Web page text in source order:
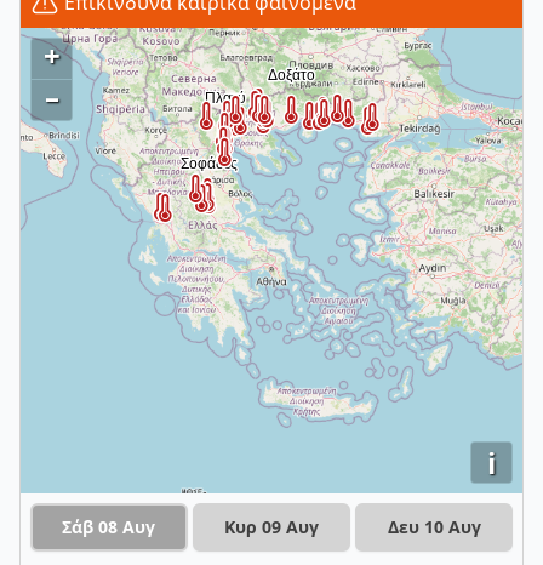
i
+
–
Σάβ 08 Αυγ Κυρ 09 Αυγ Δευ 10 Αυγ